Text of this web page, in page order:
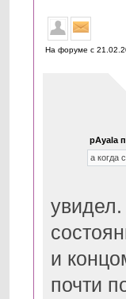
На форуме с
pAyala
а когда
и
почти